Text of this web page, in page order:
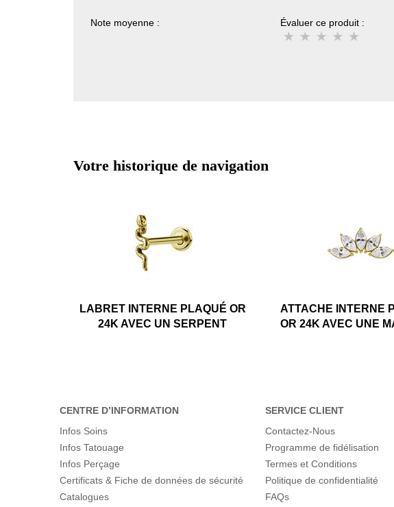
Note moyenne : Évaluer ce produit :
Votre historique de navigation
LABRET INTERNE PLAQUÉ OR
24K AVEC UN SERPENT
ATTACHE INTERNE
OR 24K AVEC UNE
CENTRE D’INFORMATION
Infos Soins
Infos Tatouage
Infos Perçage
Certificats & Fiche de données de sécurité
Catalogues
SERVICE CLIENT
Contactez-Nous
Programme de fidélisation
Termes et Conditions
Politique de confidentialité
FAQs